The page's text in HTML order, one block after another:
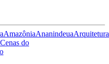
AmazôniaAnanindeuaArquitetura
Cenas do